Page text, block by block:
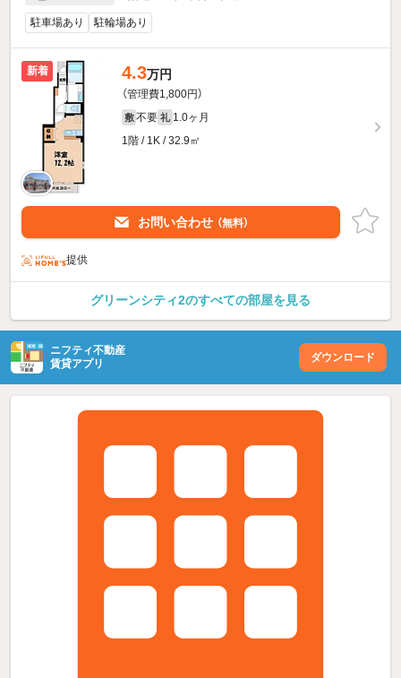
駐車場あり 駐輪場あり
新着 4.3万円
（管理費1,800円）
敷 不要 礼 1.0ヶ月
1階 / 1K / 32.9㎡
お問い合わせ （無料）
提供
グリーンシティ2のすべての部屋を見る
ニフティ不動産
賃貸アプリ
ダウンロード